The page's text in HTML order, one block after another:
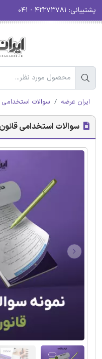
پشتیبانی:
ایران عرضه سوالات استخدامی
سوالات استخدامی